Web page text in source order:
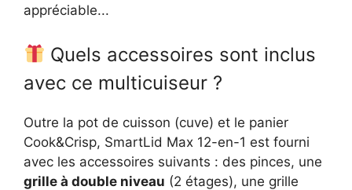
appréciable...
Quels accessoires sont inclus
avec ce multicuiseur ?
Outre la pot de cuisson (cuve) et le panier
Cook&Crisp, SmartLid Max 12-en-1 est fourni
avec les accessoires suivants : des pinces, une
grille à double niveau (2 étages), une grille